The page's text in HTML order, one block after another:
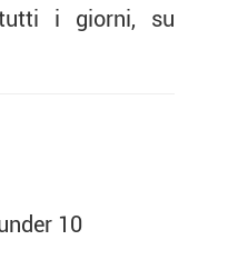
i giorni, su
10